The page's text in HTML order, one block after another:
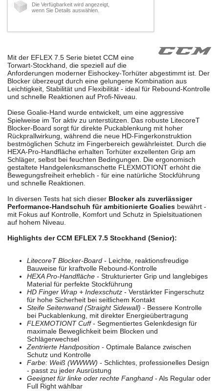
Die Verfügbarkeit wird angezeigt,
wenn Sie Details auswählen.
Mit der EFLEX 7.5 Serie bietet CCM eine
Torwart-Stockhand, die speziell auf die
Anforderungen moderner Eishockey-Torhüter abgestimmt ist. Der
Blocker überzeugt durch eine gelungene Kombination aus
Leichtigkeit, Stabilität und Flexibilität - ideal für Rebound-Kontrolle
und schnelle Reaktionen auf Profi-Niveau.
Diese Goalie-Hand wurde entwickelt, um eine aggressive
Spielweise im Tor aktiv zu unterstützen. Das robuste LitecoreT
Blocker-Board sorgt für direkte Puckablenkung mit hoher
Rückprallwirkung, während die neue HD-Fingerkonstruktion
bestmöglichen Schutz im Fingerbereich gewährleistet. Durch die
HEXA-Pro-Handfläche erhalten Torhüter exzellenten Grip am
Schläger, selbst bei feuchten Bedingungen. Die ergonomisch
gestaltete Handgelenksmanschette FLEXMOTIONT erhöht die
Bewegungsfreiheit erheblich - für eine natürliche Stockführung
und schnelle Reaktionen.
In diversen Tests hat sich dieser Blocker als zuverlässiger
Performance-Handschuh für ambitionierte Goalies bewährt -
mit Fokus auf Kontrolle, Komfort und Schutz in Spielsituationen
auf hohem Niveau.
Highlights der CCM EFLEX 7.5 Stockhand (Senior):
LitecoreT Blocker-Board - Leichte, reaktionsfreudige
Bauweise für kraftvolle Rebound-Kontrolle
HEXA Pro-Handfläche - Strukturierter Grip und langlebiges
Material für perfekte Stockführung
HD Finger Wrap + Indexschutz - Verstärkter Fingerschutz
für hohe Sicherheit bei seitlichem Kontakt
Steife Seitenwand (Straight Sidewall) - Bessere Kontrolle
bei Puckablenkung, mit direkter Energieübertragung
FLEXMOTIONT Cuff- Segmentiertes Gelenkdesign für
maximale Beweglichkeit beim Blocken und
Schlägerwechsel
Zentrierte Handposition - Optimale Balance zwischen
Schutz und Kontrolle
Farbe: Weiß (WWWW) - Schlichtes, professionelles Design
- passt zu jeder Ausrüstung
Geeignet für linke oder rechte Fanghand - Als Regular oder
Full Right wählbar